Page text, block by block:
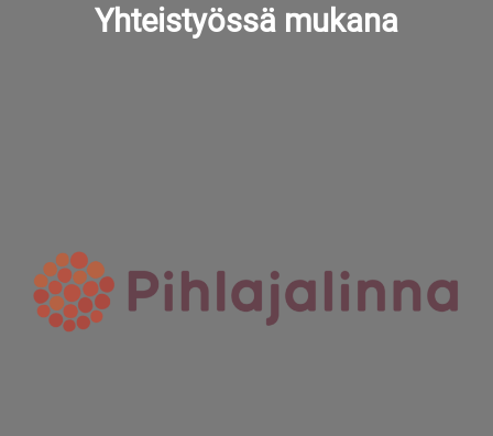
Yhteistyössä mukana